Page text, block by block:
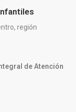
región
de Atención